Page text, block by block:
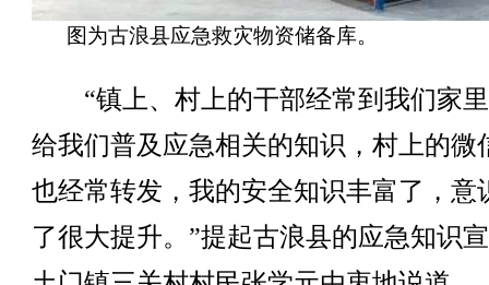
图为古浪县应急救灾物资储备库。
“镇上、村上的干部经常到我们家
给我们普及应急相关的知识，村上的微
也经常转发，我的安全知识丰富了，意
了很大提升。”提起古浪县的应急知识